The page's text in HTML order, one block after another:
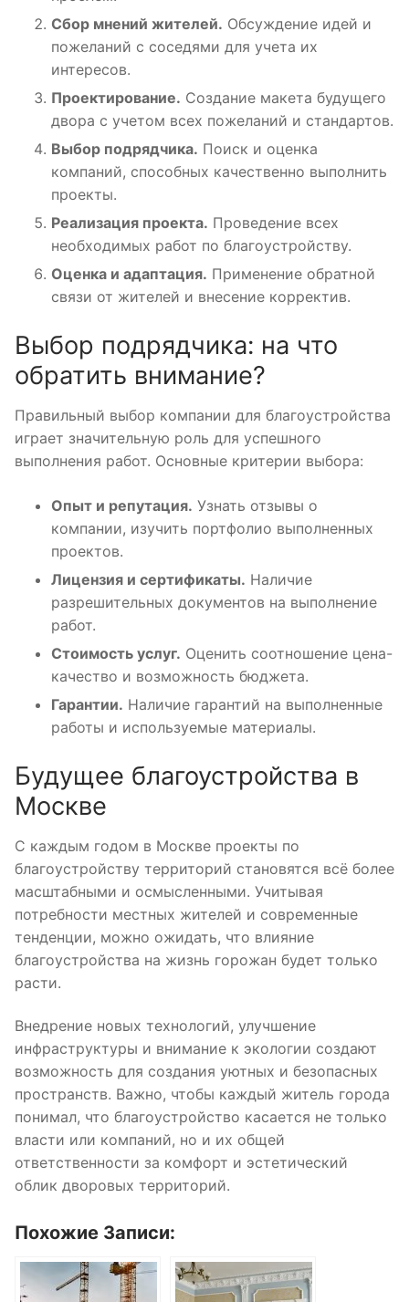
Сбор мнений жителей. Обсуждение идей и
пожеланий с соседями для учета их
интересов.
Проектирование. Создание макета будущего
двора с учетом всех пожеланий и стандартов.
Выбор подрядчика. Поиск и оценка
компаний, способных качественно выполнить
проекты.
Реализация проекта. Проведение всех
необходимых работ по благоустройству.
Оценка и адаптация. Применение обратной
связи от жителей и внесение корректив.
Выбор подрядчика: на что
обратить внимание?
Правильный выбор компании для благоустройства
играет значительную роль для успешного
выполнения работ. Основные критерии выбора:
Опыт и репутация. Узнать отзывы о
компании, изучить портфолио выполненных
проектов.
Лицензия и сертификаты. Наличие
разрешительных документов на выполнение
работ.
Стоимость услуг. Оценить соотношение цена-
качество и возможность бюджета.
Гарантии. Наличие гарантий на выполненные
работы и используемые материалы.
Будущее благоустройства в
Москве
С каждым годом в Москве проекты по
благоустройству территорий становятся всё более
масштабными и осмысленными. Учитывая
потребности местных жителей и современные
тенденции, можно ожидать, что влияние
благоустройства на жизнь горожан будет только
расти.
Внедрение новых технологий, улучшение
инфраструктуры и внимание к экологии создают
возможность для создания уютных и безопасных
пространств. Важно, чтобы каждый житель города
понимал, что благоустройство касается не только
власти или компаний, но и их общей
ответственности за комфорт и эстетический
облик дворовых территорий.
Похожие Записи: